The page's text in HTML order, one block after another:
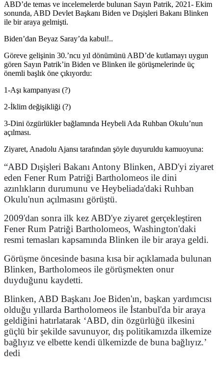
ABD’de temas ve incelemelerde bulunan Sayın Patrik, 2021- Ekim
sonunda, ABD Devlet Başkanı Biden ve Dışişleri Bakanı Blinken
ile bir araya gelmişti.
Biden’dan Beyaz Saray’da kabul!..
Göreve gelişinin 30.’ncu yıl dönümünü ABD’de kutlamayı uygun
gören Sayın Patrik’in Biden ve Blinken ile görüşmelerinde üç
önemli başlık öne çıkıyordu:
1-Aşı kampanyası (?)
2-İklim değişikliği (?)
3-Dini özgürlükler bağlamında Heybeli Ada Ruhban Okulu’nun
açılması.
Ziyaret, Anadolu Ajansı tarafından şöyle duyuruldu kamuoyuna:
“ABD Dışişleri Bakanı Antony Blinken, ABD'yi ziyaret
eden Fener Rum Patriği Bartholomeos ile dini
azınlıkların durumunu ve Heybeliada'daki Ruhban
Okulu'nun açılmasını görüştü.
2009'dan sonra ilk kez ABD'ye ziyaret gerçekleştiren
Fener Rum Patriği Bartholomeos, Washington'daki
resmi temasları kapsamında Blinken ile bir araya geldi.
Görüşme öncesinde basına kısa bir açıklamada bulunan
Blinken, Bartholomeos ile görüşmekten onur
duyduğunu kaydetti.
Blinken, ABD Başkanı Joe Biden'ın, başkan yardımcısı
olduğu yıllarda Bartholomeos ile İstanbul'da bir araya
geldiğini hatırlatarak ‘ABD, din özgürlüğü ilkesini
güçlü bir şekilde savunuyor, dış politikamızda ilkemize
bağlıyız ve elbette kendi ülkemizde de buna bağlıyız.’
dedi